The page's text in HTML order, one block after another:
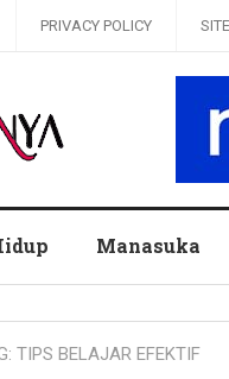
PRIVACY POLICY
Manasuka
TIPS BELAJAR EFEKTIF